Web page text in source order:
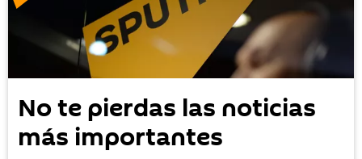
No te pierdas las noticias
más importantes